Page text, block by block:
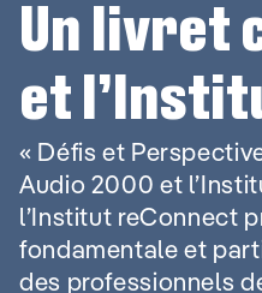
Un livret
et
« Défis et
Audio 2000 et
l’Institut reConnect
fondamentale et
des professionnels